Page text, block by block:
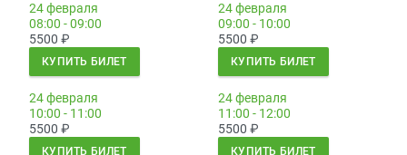
24 февраля
08:00 - 09:00
5500 ₽
КУПИТЬ БИЛЕТ
24 февраля
09:00 - 10:00
5500 ₽
КУПИТЬ БИЛЕТ
24 февраля
10:00 - 11:00
5500 ₽
КУПИТЬ БИЛЕТ
24 февраля
11:00 - 12:00
5500 ₽
КУПИТЬ БИЛЕТ